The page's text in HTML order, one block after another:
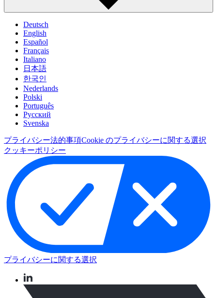
Deutsch
English
Español
Français
Italiano
日本語
한국인
Nederlands
Polski
Português
Pусский
Svenska
プライバシー法的事項Cookie のプライバシーに関する選択
クッキーポリシー
プライバシーに関する選択